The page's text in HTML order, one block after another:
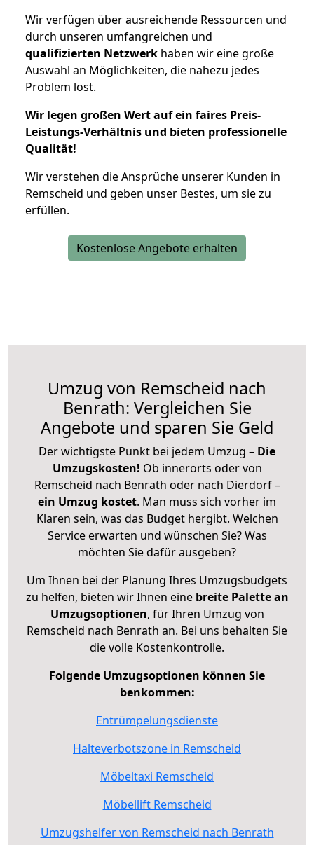
Wir verfügen über ausreichende Ressourcen und
durch unseren umfangreichen und
qualifizierten Netzwerk haben wir eine große
Auswahl an Möglichkeiten, die nahezu jedes
Problem löst.
Wir legen großen Wert auf ein faires Preis-
Leistungs-Verhältnis und bieten professionelle
Qualität!
Wir verstehen die Ansprüche unserer Kunden in
Remscheid und geben unser Bestes, um sie zu
erfüllen.
Kostenlose Angebote erhalten
Umzug von Remscheid nach
Benrath: Vergleichen Sie
Angebote und sparen Sie Geld
Der wichtigste Punkt bei jedem Umzug – Die
Umzugskosten! Ob innerorts oder von
Remscheid nach Benrath oder nach Dierdorf –
ein Umzug kostet. Man muss sich vorher im
Klaren sein, was das Budget hergibt. Welchen
Service erwarten und wünschen Sie? Was
möchten Sie dafür ausgeben?
Um Ihnen bei der Planung Ihres Umzugsbudgets
zu helfen, bieten wir Ihnen eine breite Palette an
Umzugsoptionen, für Ihren Umzug von
Remscheid nach Benrath an. Bei uns behalten Sie
die volle Kostenkontrolle.
Folgende Umzugsoptionen können Sie
benkommen:
Entrümpelungsdienste
Halteverbotszone in Remscheid
Möbeltaxi Remscheid
Möbellift Remscheid
Umzugshelfer von Remscheid nach Benrath